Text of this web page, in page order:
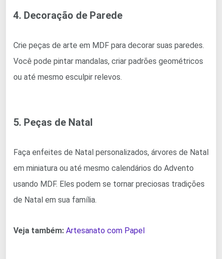
4. Decoração de Parede
Crie peças de arte em MDF para decorar suas paredes.
Você pode pintar mandalas, criar padrões geométricos
ou até mesmo esculpir relevos.
5. Peças de Natal
Faça enfeites de Natal personalizados, árvores de Natal
em miniatura ou até mesmo calendários do Advento
usando MDF. Eles podem se tornar preciosas tradições
de Natal em sua família.
Veja também: Artesanato com Papel